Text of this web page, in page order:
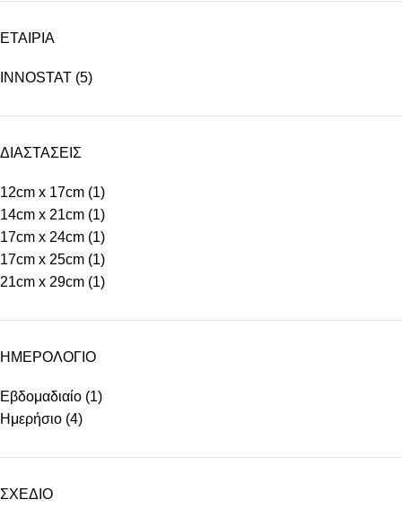
ΕΤΑΙΡΙΑ
INNOSTAT (5)
ΔΙΑΣΤΑΣΕΙΣ
12cm x 17cm (1)
14cm x 21cm (1)
17cm x 24cm (1)
17cm x 25cm (1)
21cm x 29cm (1)
ΗΜΕΡΟΛΟΓΙΟ
Εβδομαδιαίο (1)
Ημερήσιο (4)
ΣΧΕΔΙΟ